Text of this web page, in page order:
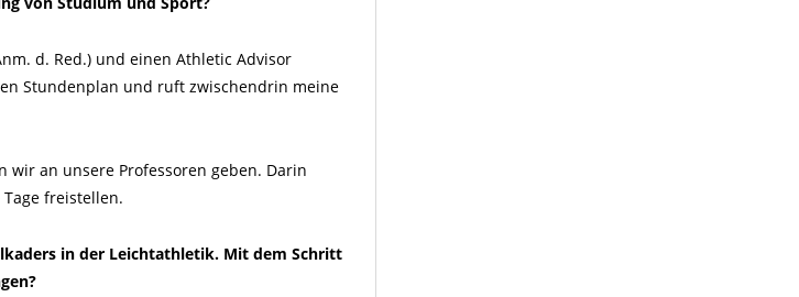
d. Red.) und einen Athletic Advisor
Stundenplan und ruft zwischendrin meine
wir an unsere Professoren geben. Darin
freistellen.
in der Leichtathletik. Mit dem Schritt